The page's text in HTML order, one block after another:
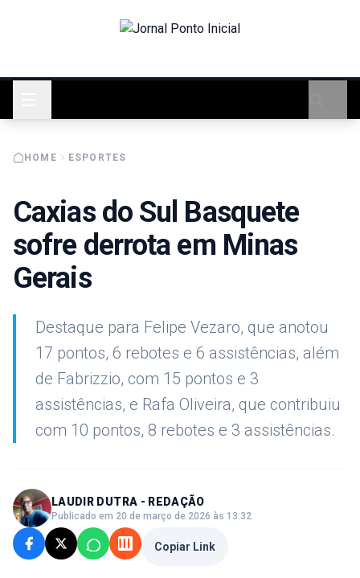
HOME ESPORTES
Caxias do Sul Basquete
sofre derrota em Minas
Gerais
Destaque para Felipe Vezaro, que anotou
17 pontos, 6 rebotes e 6 assistências, além
de Fabrizzio, com 15 pontos e 3
assistências, e Rafa Oliveira, que contribuiu
com 10 pontos, 8 rebotes e 3 assistências.
LAUDIR DUTRA - REDAÇÃO
Publicado em 20 de março de 2026 às 13:32
Copiar Link